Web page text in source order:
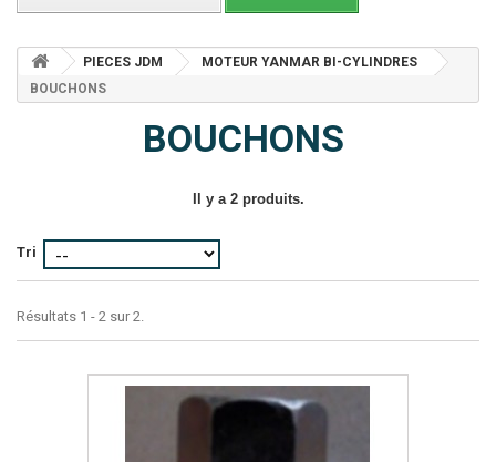
PIECES JDM
MOTEUR YANMAR BI-CYLINDRES
BOUCHONS
BOUCHONS
Il y a 2 produits.
Tri
Résultats 1 - 2 sur 2.